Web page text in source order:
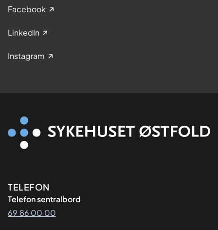
Facebook
LinkedIn
Instagram
Kontaktinformasjon
TELEFON
Telefon sentralbord
69 86 00 00